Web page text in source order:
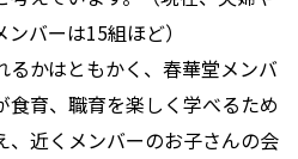
バーは15組ほど）
るかはともかく、春華堂メンバ
食育、職育を楽しく学べるため
、近くメンバーのお子さんの会